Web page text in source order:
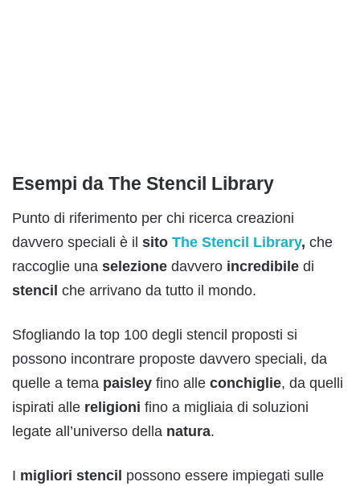
Esempi da The Stencil Library
Punto di riferimento per chi ricerca creazioni
davvero speciali è il sito The Stencil Library, che
raccoglie una selezione davvero incredibile di
stencil che arrivano da tutto il mondo.
Sfogliando la top 100 degli stencil proposti si
possono incontrare proposte davvero speciali, da
quelle a tema paisley fino alle conchiglie, da quelli
ispirati alle religioni fino a migliaia di soluzioni
legate all’universo della natura.
I migliori stencil possono essere impiegati sulle